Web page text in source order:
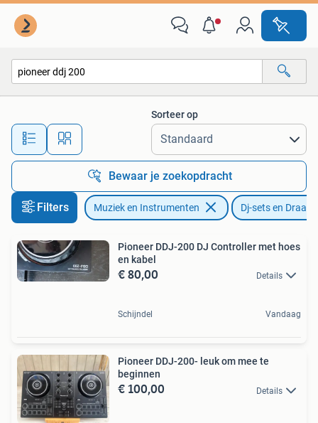
Alle afstanden…
Sorteer op
Bewaar je zoekopdracht
Filters Muziek en Instrumenten Dj-sets en
Pioneer DDJ-200 DJ Controller met hoes
en kabel
€ 80,00 Details
Schijndel Vandaag
Pioneer DDJ-200- leuk om mee te
beginnen
€ 100,00 Details